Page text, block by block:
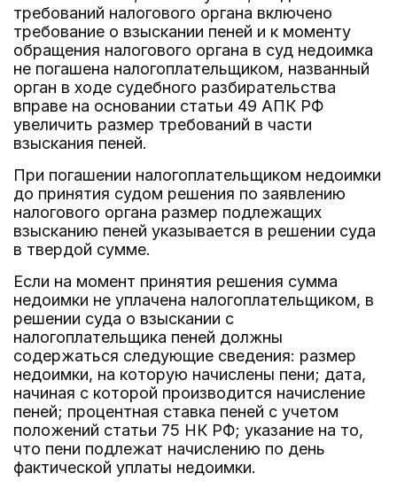
требований налогового органа включено
требование о взыскании пеней и к моменту
обращения налогового органа в суд недоимка
не погашена налогоплательщиком, названный
орган в ходе судебного разбирательства
вправе на основании статьи 49 АПК РФ
увеличить размер требований в части
взыскания пеней.
При погашении налогоплательщиком недоимки
до принятия судом решения по заявлению
налогового органа размер подлежащих
взысканию пеней указывается в решении суда
в твердой сумме.
Если на момент принятия решения сумма
недоимки не уплачена налогоплательщиком, в
решении суда о взыскании с
налогоплательщика пеней должны
содержаться следующие сведения: размер
недоимки, на которую начислены пени; дата,
начиная с которой производится начисление
пеней; процентная ставка пеней с учетом
положений статьи 75 НК РФ; указание на то,
что пени подлежат начислению по день
фактической уплаты недоимки.